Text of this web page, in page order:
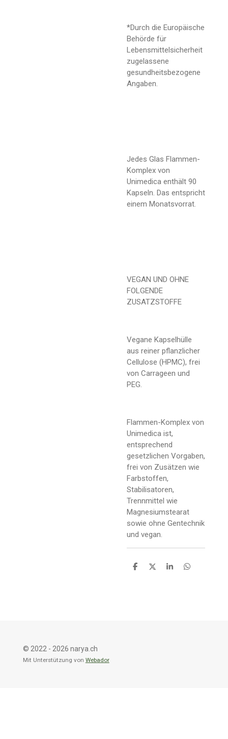
*Durch die Europäische
Behörde für
Lebensmittelsicherheit
zugelassene
gesundheitsbezogene
Angaben.
Jedes Glas Flammen-
Komplex von
Unimedica enthält 90
Kapseln. Das entspricht
einem Monatsvorrat.
VEGAN UND OHNE
FOLGENDE
ZUSATZSTOFFE
Vegane Kapselhülle
aus reiner pflanzlicher
Cellulose (HPMC), frei
von Carrageen und
PEG.
Flammen-Komplex von
Unimedica ist,
entsprechend
gesetzlichen Vorgaben,
frei von Zusätzen wie
Farbstoffen,
Stabilisatoren,
Trennmittel wie
Magnesiumstearat
sowie ohne Gentechnik
und vegan.
T
T
T
T
© 2022 - 2026 narya.ch
Mit Unterstützung von Webador